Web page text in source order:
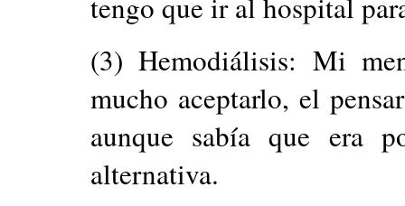
tengo que ir al hospital
(3) Hemodiálisis: Mi
mucho aceptarlo, el
aunque sabía que era
alternativa.